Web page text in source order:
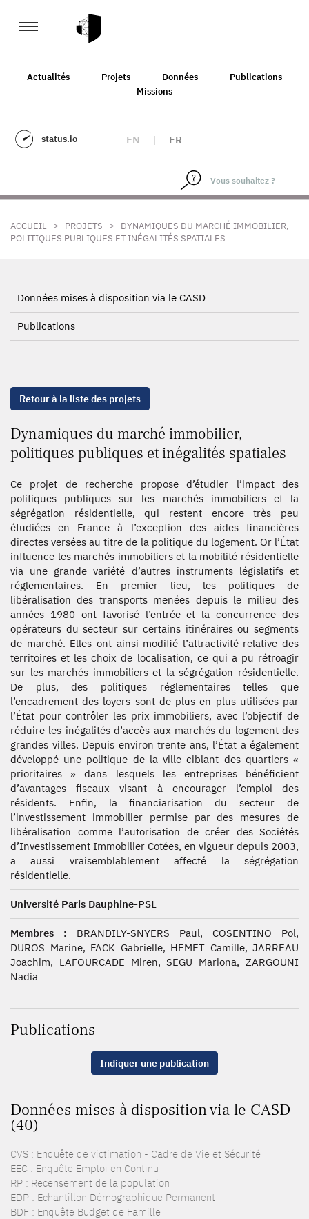
Actualités Projets Données
Publications
Missions
status.io EN | FR
ACCUEIL > PROJETS >
DYNAMIQUES DU MARCHÉ IMMOBILIER,
POLITIQUES PUBLIQUES ET INÉGALITÉS SPATIALES
Données mises à disposition via le CASD
Publications
Retour à la liste des projets
Dynamiques du marché immobilier,
politiques publiques et inégalités spatiales
Ce projet de recherche propose d’étudier l’impact des
politiques publiques sur les marchés immobiliers et la
ségrégation résidentielle, qui restent encore très peu
étudiées en France à l’exception des aides financières
directes versées au titre de la politique du logement. Or l’État
influence les marchés immobiliers et la mobilité résidentielle
via une grande variété d’autres instruments législatifs et
réglementaires. En premier lieu, les politiques de
libéralisation des transports menées depuis le milieu des
années 1980 ont favorisé l’entrée et la concurrence des
opérateurs du secteur sur certains itinéraires ou segments
de marché. Elles ont ainsi modifié l’attractivité relative des
territoires et les choix de localisation, ce qui a pu rétroagir
sur les marchés immobiliers et la ségrégation résidentielle.
De plus, des politiques réglementaires telles que
l’encadrement des loyers sont de plus en plus utilisées par
l’État pour contrôler les prix immobiliers, avec l’objectif de
réduire les inégalités d’accès aux marchés du logement des
grandes villes. Depuis environ trente ans, l’État a également
développé une politique de la ville ciblant des quartiers «
prioritaires » dans lesquels les entreprises bénéficient
d’avantages fiscaux visant à encourager l’emploi des
résidents. Enfin, la financiarisation du secteur de
l’investissement immobilier permise par des mesures de
libéralisation comme l’autorisation de créer des Sociétés
d’Investissement Immobilier Cotées, en vigueur depuis 2003,
a aussi vraisemblablement affecté la ségrégation
résidentielle.
Université Paris Dauphine-PSL
Membres : BRANDILY-SNYERS Paul, COSENTINO Pol,
DUROS Marine, FACK Gabrielle, HEMET Camille, JARREAU
Joachim, LAFOURCADE Miren, SEGU Mariona, ZARGOUNI
Nadia
Publications
Indiquer une publication
Données mises à disposition via le CASD
(40)
CVS : Enquête de victimation - Cadre de Vie et Sécurité
EEC : Enquête Emploi en Continu
RP : Recensement de la population
EDP : Echantillon Démographique Permanent
BDF : Enquête Budget de Famille